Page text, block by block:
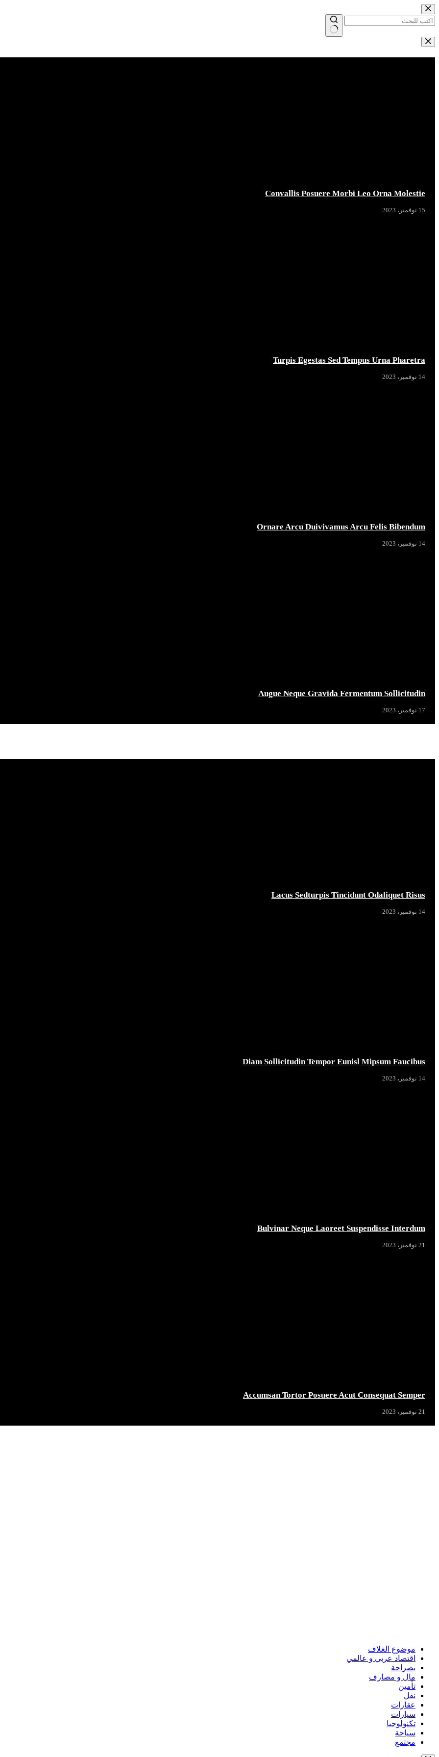
التجاوز
إلى
المحتوى
لا
نتائج
Convallis Posuere Morbi Leo Orna Molestie
15 نوفمبر، 2023
Turpis Egestas Sed Tempus Urna Pharetra
14 نوفمبر، 2023
Ornare Arcu Duivivamus Arcu Felis Bibendum
14 نوفمبر، 2023
Augue Neque Gravida Fermentum Sollicitudin
17 نوفمبر، 2023
Lacus Sedturpis Tincidunt Odaliquet Risus
14 نوفمبر، 2023
Diam Sollicitudin Tempor Eunisl Mipsum Faucibus
14 نوفمبر، 2023
Bulvinar Neque Laoreet Suspendisse Interdum
21 نوفمبر، 2023
Accumsan Tortor Posuere Acut Consequat Semper
21 نوفمبر، 2023
موضوع الغلاف
اقتصاد عربي و عالمي
بصراحة
مال و مصارف
تأمين
نقل
عقارات
سيارات
تكنولوجيا
سياحة
مجتمع